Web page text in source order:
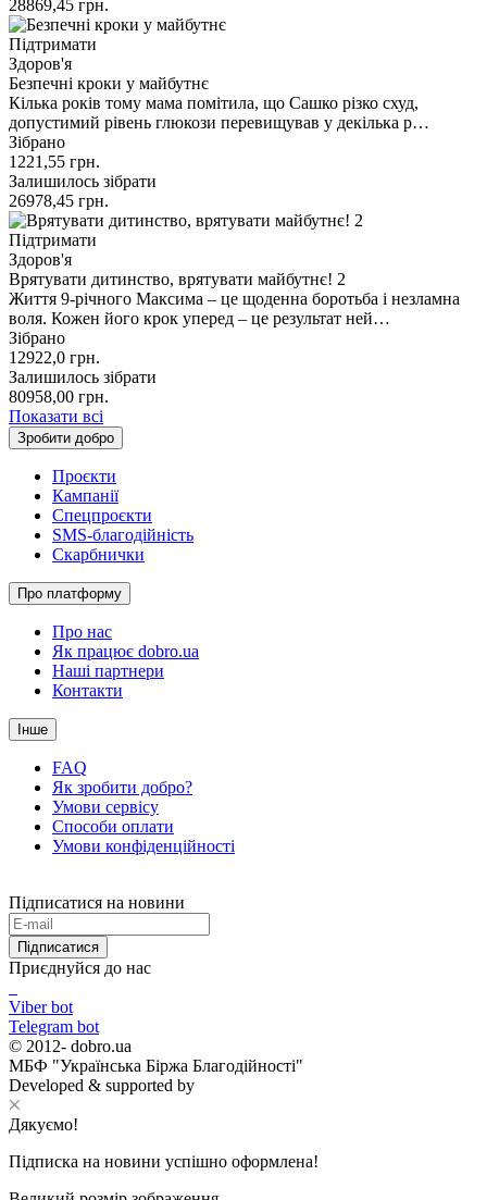
28869,45 грн.
Підтримати
Здоров'я
Безпечні кроки у майбутнє
Кілька років тому мама помітила, що Сашко різко схуд,
допустимий рівень глюкози перевищував у декілька р…
Зібрано
1221,55 грн.
Залишилось зібрати
26978,45 грн.
Підтримати
Здоров'я
Врятувати дитинство, врятувати майбутнє! 2
Життя 9-річного Максима – це щоденна боротьба і незламна
воля. Кожен його крок уперед – це результат ней…
Зібрано
12922,0 грн.
Залишилось зібрати
80958,00 грн.
Показати всі
Зробити добро
Проєкти
Кампанії
Спецпроєкти
SMS-благодійність
Скарбнички
Про платформу
Про нас
Як працює dobro.ua
Наші партнери
Контакти
Інше
FAQ
Як зробити добро?
Умови сервісу
Способи оплати
Умови конфіденційності
Підписатися на новини
Підписатися
Приєднуйся до нас
Viber bot
Telegram bot
© 2012- dobro.ua
МБФ "Українська Біржа Благодійності"
Developed & supported by
Дякуємо!
Підписка на новини успішно оформлена!